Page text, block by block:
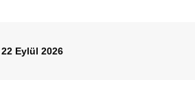
22 Eylül 2026